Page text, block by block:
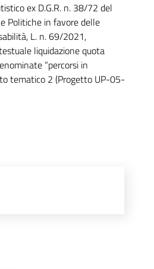
ex D.G.R. n. 38/72 del
Politiche in favore delle
L. n. 69/2021,
liquidazione quota
“percorsi in
tematico 2 (Progetto UP-05-